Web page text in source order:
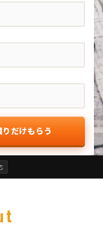
りだけもらう